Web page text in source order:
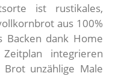
ist rustikales,
aus 100%
Backen dank Home
integrieren
unzählige Male